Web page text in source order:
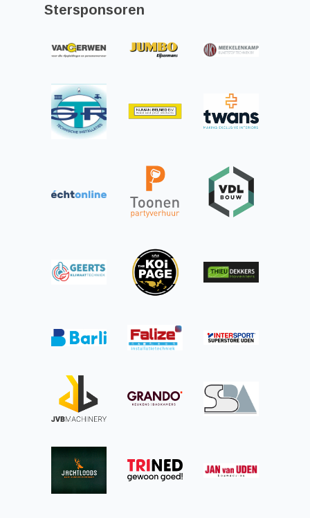
Stersponsoren